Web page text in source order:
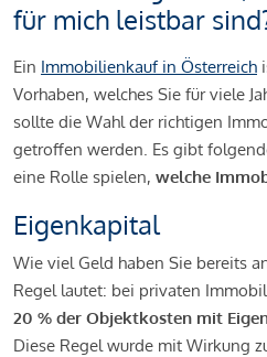
für mich leistbar
Ein Immobilienkauf in Österreich
Vorhaben, welches Sie für viele
sollte die Wahl der richtigen
getroffen werden. Es gibt
eine Rolle spielen, welche
Eigenkapital
Wie viel Geld haben Sie bereits
Regel lautet: bei privaten
20 % der Objektkosten mit
Diese Regel wurde mit Wirkung